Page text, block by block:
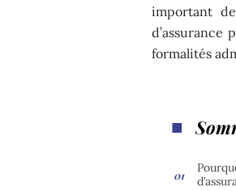
important
d’assurance
formalités